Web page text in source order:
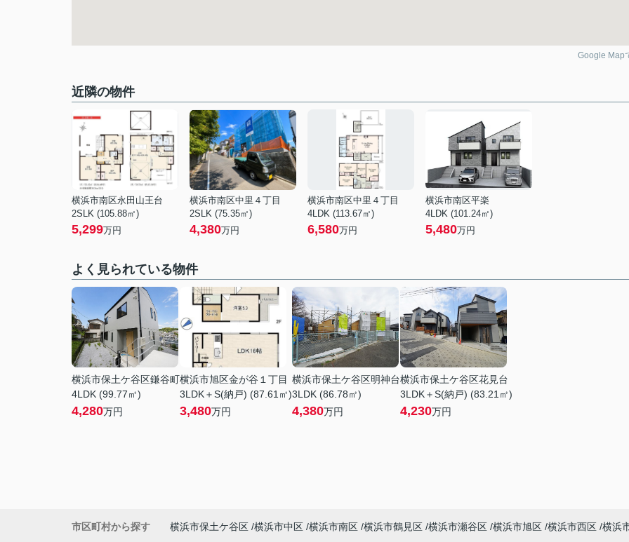
Google Map
近隣の物件
横浜市南区永田山王台
2SLK (105.88㎡)
5,299万円
横浜市南区中里４丁目
2SLK (75.35㎡)
4,380万円
横浜市南区中里４丁目
4LDK (113.67㎡)
6,580万円
横浜市南区平楽
4LDK (101.24㎡)
5,480万円
よく見られている物件
横浜市保土ケ谷区鎌谷町
4LDK (99.77㎡)
4,280万円
横浜市旭区金が谷１丁目
3LDK＋S(納戸) (87.61㎡)
3,480万円
横浜市保土ケ谷区明神台
3LDK (86.78㎡)
4,380万円
横浜市保土ケ谷区花見台
3LDK＋S(納戸) (83.21㎡)
4,230万円
市区町村から探す 横浜市保土ケ谷区 横浜市中区 横浜市南区 横浜市鶴見区 横浜市瀬谷区 横浜市旭区 横浜市西区 横浜